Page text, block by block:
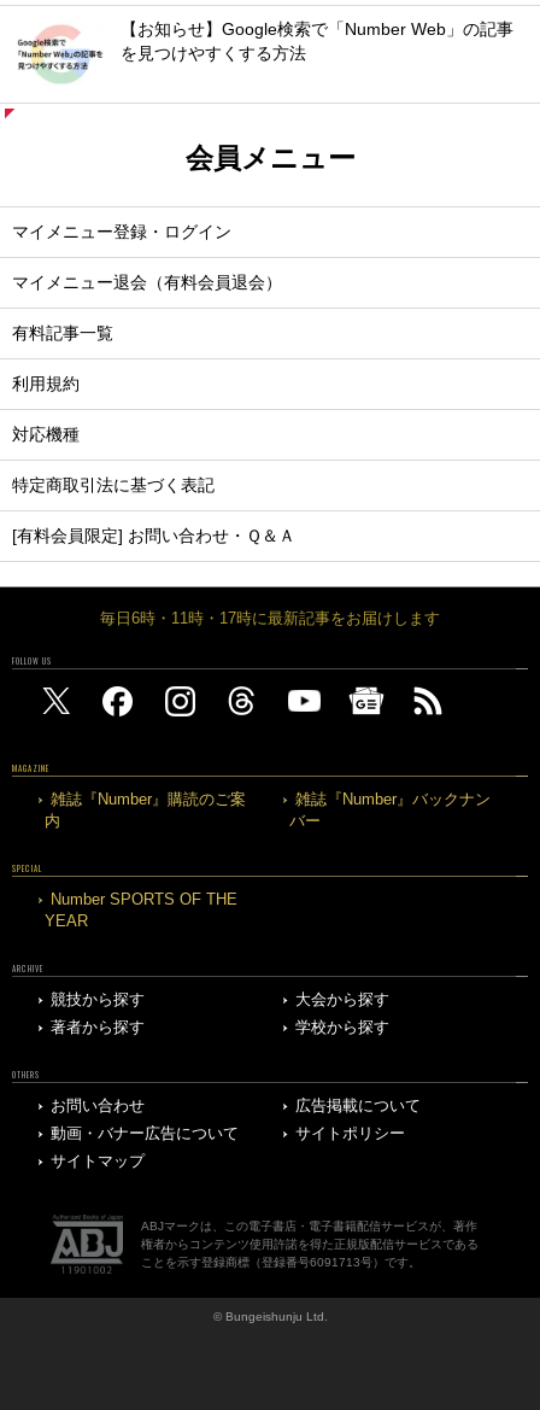
【お知らせ】Google検索で「Number Web」の記事
を見つけやすくする方法
会員メニュー
マイメニュー登録・ログイン
マイメニュー退会（有料会員退会）
有料記事一覧
利用規約
対応機種
特定商取引法に基づく表記
[有料会員限定] お問い合わせ・Ｑ＆Ａ
毎日6時・11時・17時に最新記事をお届けします
FOLLOW US
MAGAZINE
雑誌『Number』購読のご案
内
雑誌『Number』バックナン
バー
SPECIAL
Number SPORTS OF THE
YEAR
ARCHIVE
競技から探す
大会から探す
著者から探す
学校から探す
OTHERS
お問い合わせ
広告掲載について
動画・バナー広告について
サイトポリシー
サイトマップ
ABJマークは、この電子書店・電子書籍配信サービスが、著作
権者からコンテンツ使用許諾を得た正規版配信サービスである
ことを示す登録商標（登録番号6091713号）です。
© Bungeishunju Ltd.